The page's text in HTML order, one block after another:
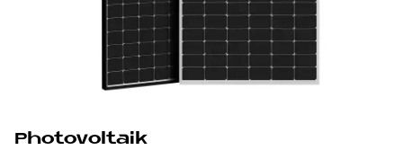
Pho­to­vol­ta­ik